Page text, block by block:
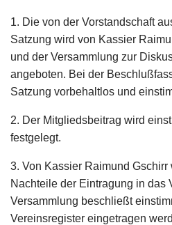
1. Die von der Vorstandschaft
Satzung wird von Kassier
und der Versammlung zur
angeboten. Bei der
Satzung vorbehaltlos und
2. Der Mitgliedsbeitrag wird
festgelegt.
3. Von Kassier Raimund Gschirr
Nachteile der Eintragung in das
Versammlung beschließt
Vereinsregister eingetragen